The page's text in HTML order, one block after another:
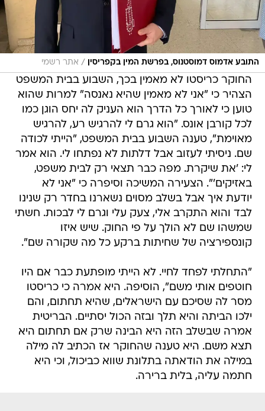
התובע אדמוס דמוסטנוס, בפרשת המין בקפריסין / אתר רשמי
החוקר כריסטו לא מאמין בכך, השבוע בבית המשפט
הצהיר כי "אני לא מאמין שהיא נאנסה" למרות שהוא
טוען כי לאורך כל הדרך הוא העניק לה יחס הוגן כמו
לכל קורבן אונס. "הוא גרם לי להרגיש רע, להרגיש
מאוימת", טענה השבוע בבית המשפט, "הייתי לכודה
שם. ניסיתי לעזוב אבל דלתות לא נפתחו לי. הוא אמר
לי: 'את שיקרת. מפה כבר תצאי רק לבית משפט,
באזיקים'". הצעירה המשיכה וסיפרה כי "אני לא
יודעת איך אבל בשלב מסוים נשארנו בחדר רק שנינו
לבד והוא התקרב אלי, צעק עלי וגרם לי לבכות. חשתי
שמשהו שם לא הולך על פי החוק. שיש איזו
קונספירציה של שחיתות ברקע כל מה שקורה שם".
"התחלתי לפחד לחיי. לא הייתי מופתעת כבר אם היו
חוטפים אותי משם", הוסיפה. היא אמרה כי כריסטו
מסר לה שסיכם עם הישראלים, שהיא תחתום, והם
ילכו הביתה והיא תלך ובזה הכול יסתיים. הבריטית
אמרה שבשלב הזה היא הבינה שרק אם תחתום היא
תצא משם. היא טענה שהחוקר אז הכתיב לה מילה
במילה את הודאתה בתלונת שווא כביכול, וכי היא
חתמה עליה, בלית ברירה.